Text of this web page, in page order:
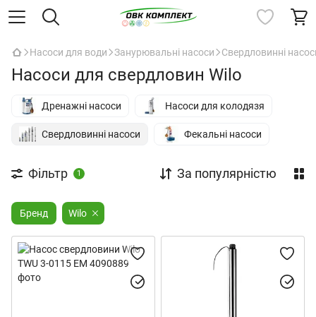
Насоси для води Занурювальні насоси Свердловинні
Насоси для свердловин Wilo
Дренажні насоси Насоси для колодязя
Свердловинні насоси Фекальні насоси
Фільтр 1 За популярністю
Бренд Wilo